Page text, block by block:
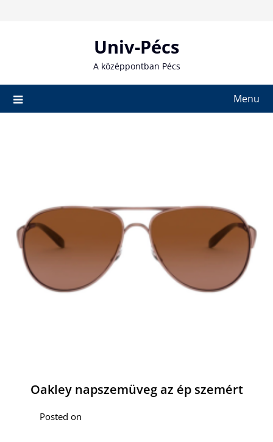
Univ-Pécs
A középpontban Pécs
Menu
Oakley napszemüveg az ép szemért
Posted on